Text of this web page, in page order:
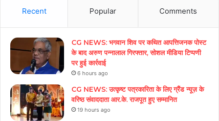
Recent Popular Comments
CG NEWS: भगवान शिव पर कथित आपत्तिजनक पोस्ट
के बाद अरुण पन्नालाल गिरफ्तार, सोशल मीडिया टिप्पणी
पर हुई कार्रवाई
6 hours ago
CG NEWS: उत्कृष्ट पत्रकारिता के लिए ग्रैंड न्यूज़ के
वरिष्ठ संवाददाता आर.के. राजपूत हुए सम्मानित
19 hours ago